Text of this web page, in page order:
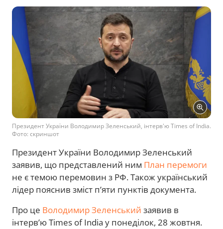
Президент України Володимир Зеленський, інтерв'ю Times of India.
Фото: скриншот
Президент України Володимир Зеленський
заявив, що представлений ним План перемоги
не є темою перемовин з РФ. Також український
лідер пояснив зміст п’яти пунктів документа.
Про це Володимир Зеленський заявив в
інтерв’ю Times of India у понеділок, 28 жовтня.